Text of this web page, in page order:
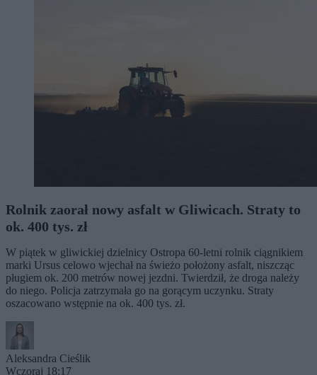
Rolnik zaorał nowy asfalt w Gliwicach. Straty to
ok. 400 tys. zł
W piątek w gliwickiej dzielnicy Ostropa 60-letni rolnik ciągnikiem
marki Ursus celowo wjechał na świeżo położony asfalt, niszcząc
pługiem ok. 200 metrów nowej jezdni. Twierdził, że droga należy
do niego. Policja zatrzymała go na gorącym uczynku. Straty
oszacowano wstępnie na ok. 400 tys. zł.
Aleksandra Cieślik
Wczoraj 18:17